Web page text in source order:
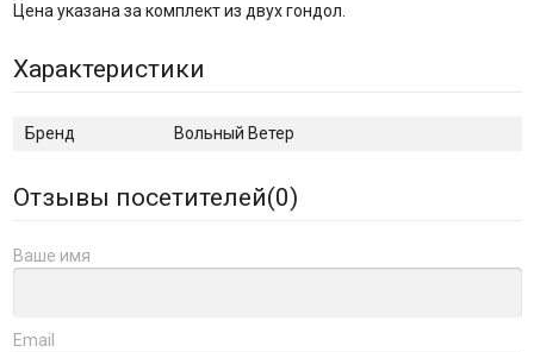
Цена указана за комплект из двух гондол.
Характеристики
Бренд Вольный Ветер
Отзывы посетителей(0)
Ваше имя
Email